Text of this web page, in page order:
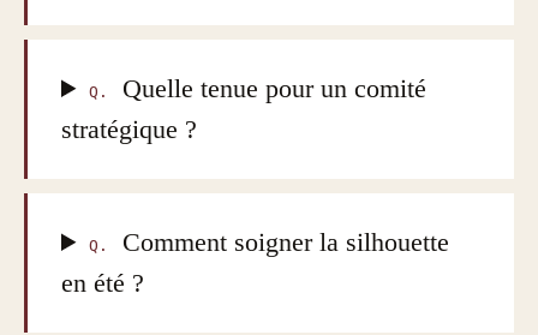
Q.
Quelle tenue pour un comité
stratégique ?
Q.
Comment soigner la silhouette
en été ?